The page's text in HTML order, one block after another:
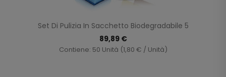
Set Di Pulizia In Sacchetto Biodegradabile 5
89,89 €
Contiene: 50 Unità (1,80 € / Unità)